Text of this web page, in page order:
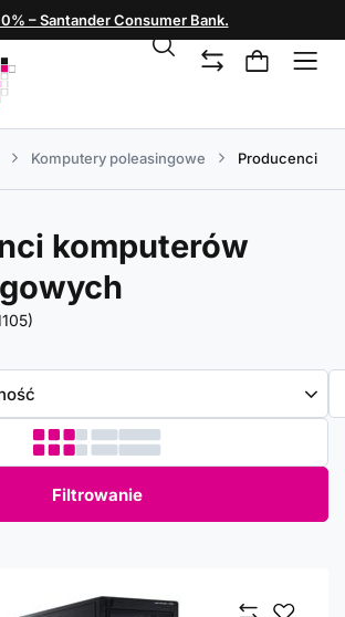
– Santander Consumer Bank.
Komputery poleasingowe Producenci
komputerów
)
Filtrowanie